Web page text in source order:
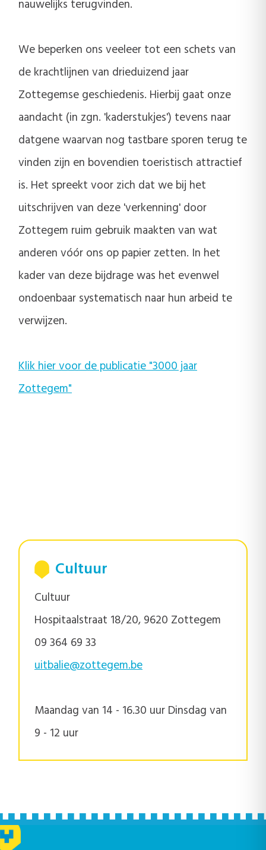
nauwelijks terugvinden.
We beperken ons veeleer tot een schets van
de krachtlijnen van drieduizend jaar
Zottegemse geschiedenis. Hierbij gaat onze
aandacht (in zgn. 'kaderstukjes') tevens naar
datgene waarvan nog tastbare sporen terug te
vinden zijn en bovendien toeristisch attractief
is. Het spreekt voor zich dat we bij het
uitschrijven van deze 'verkenning' door
Zottegem ruim gebruik maakten van wat
anderen vóór ons op papier zetten. In het
kader van deze bijdrage was het evenwel
ondoenbaar systematisch naar hun arbeid te
verwijzen.
Klik hier voor de publicatie "3000 jaar
Zottegem"
Cultuur
Cultuur
Hospitaalstraat 18/20, 9620 Zottegem
09 364 69 33
uitbalie@zottegem.be
Maandag van 14 - 16.30 uur Dinsdag van
9 - 12 uur